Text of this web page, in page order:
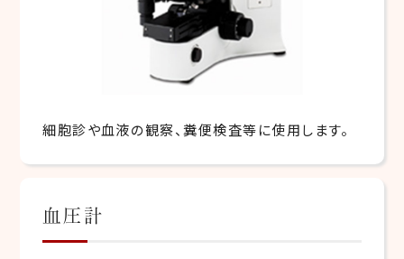
細胞診や血液の観察、糞便検査等に使用します。
血圧計